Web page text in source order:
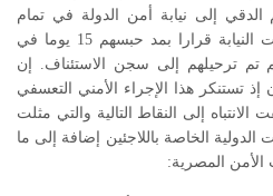
إلى نيابة أمن الدولة في تمام
الساعة الثالثة صباحا حيث أصدرت النيابة قرارا بمد حبسهم 15 يوما في
ترحيلهم إلى سجن الاستئناف. إن
إذ تستنكر هذا الإجراء الأمني التعسفي
الانتباه إلى النقاط التالية والتي مثلت
الدولية الخاصة باللاجئين إضافة إلى ما
المصرية: